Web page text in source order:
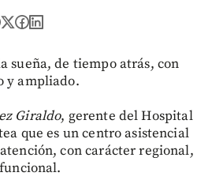
sueña, de tiempo atrás, con
y ampliado.
Giraldo, gerente del Hospital
que es un centro asistencial
con carácter regional,